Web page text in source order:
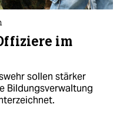
im
sollen stärker
Bildungsverwaltung